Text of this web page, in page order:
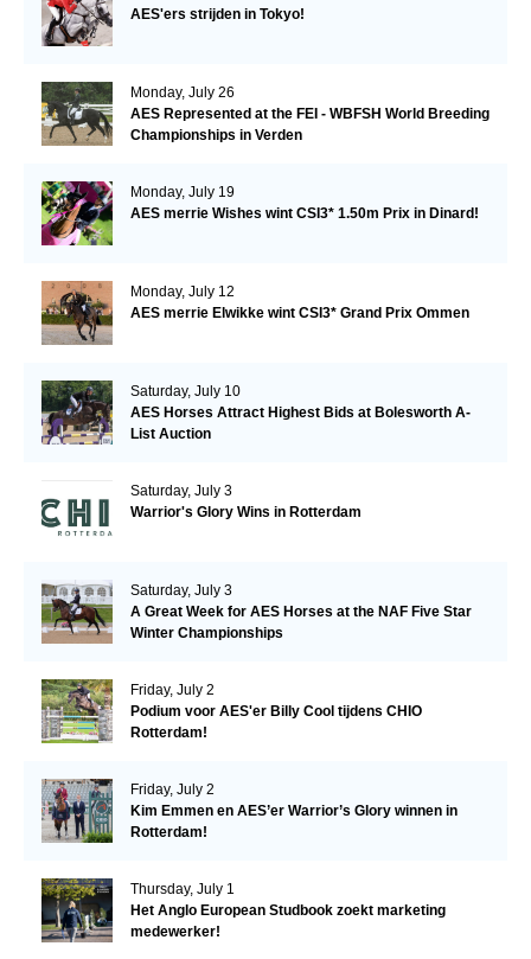
AES'ers strijden in Tokyo!
Monday, July 26
AES Represented at the FEI - WBFSH World Breeding
Championships in Verden
Monday, July 19
AES merrie Wishes wint CSI3* 1.50m Prix in Dinard!
Monday, July 12
AES merrie Elwikke wint CSI3* Grand Prix Ommen
Saturday, July 10
AES Horses Attract Highest Bids at Bolesworth A-
List Auction
Saturday, July 3
Warrior's Glory Wins in Rotterdam
Saturday, July 3
A Great Week for AES Horses at the NAF Five Star
Winter Championships
Friday, July 2
Podium voor AES'er Billy Cool tijdens CHIO
Rotterdam!
Friday, July 2
Kim Emmen en AES’er Warrior’s Glory winnen in
Rotterdam!
Thursday, July 1
Het Anglo European Studbook zoekt marketing
medewerker!